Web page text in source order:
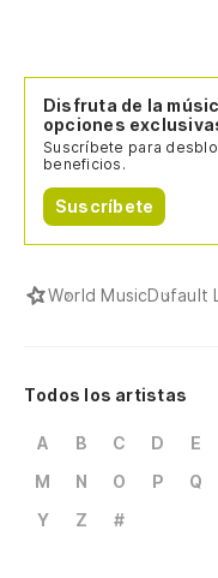
Disfruta de la
opciones
Suscríbete para
beneficios.
Suscríbete
World MusicDufault
Todos los artistas
A B C D E
M
N O P Q
Y
Z #